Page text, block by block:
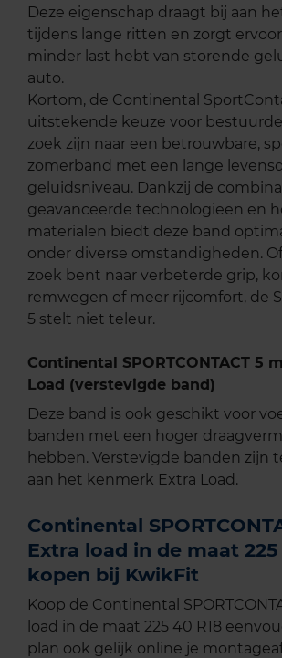
Deze eigenschap draagt bij aan
tijdens lange ritten en zorgt
minder last hebt van storende
auto.
Kortom, de Continental
uitstekende keuze voor
zoek zijn naar een betrouwbare,
zomerband met een lange
geluidsniveau. Dankzij de
geavanceerde technologieën en
materialen biedt deze band
onder diverse omstandigheden.
zoek bent naar verbeterde grip,
remwegen of meer rijcomfort, de
5 stelt niet teleur.
Continental SPORTCONTACT 5
Load (verstevigde band)
Deze band is ook geschikt voor
banden met een hoger
hebben. Verstevigde banden zijn
aan het kenmerk Extra Load.
Continental
Extra load in de maat 225
kopen bij KwikFit
Koop de Continental
load in de maat 225 40 R18
plan ook gelijk online je